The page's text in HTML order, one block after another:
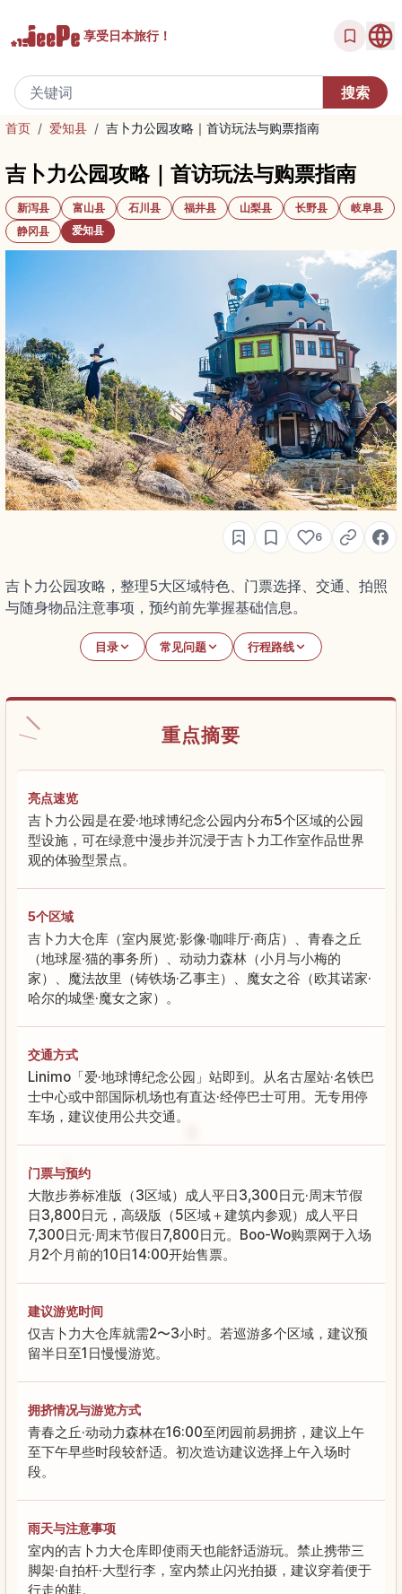
享受日本旅行！
首页 / 爱知县 / 吉卜力公园攻略｜首访玩法与购票指南
吉卜力公园攻略｜首访玩法与购票指南
新泻县 富山县 石川县 福井县 山梨县 长野县
岐阜县
静冈县
爱知县
6
吉卜力公园攻略，整理5大区域特色、门票选择、交通、拍照
与随身物品注意事项，预约前先掌握基础信息。
目录 常见问题 行程路线
重点摘要
亮点速览
吉卜力公园是在爱·地球博纪念公园内分布5个区域的公园
型设施，可在绿意中漫步并沉浸于吉卜力工作室作品世界
观的体验型景点。
5个区域
吉卜力大仓库（室内展览·影像·咖啡厅·商店）、青春之丘
（地球屋·猫的事务所）、动动力森林（小月与小梅的
家）、魔法故里（铸铁场·乙事主）、魔女之谷（欧其诺家·
哈尔的城堡·魔女之家）。
交通方式
Linimo「爱·地球博纪念公园」站即到。从名古屋站·名铁巴
士中心或中部国际机场也有直达·经停巴士可用。无专用停
车场，建议使用公共交通。
门票与预约
大散步券标准版（3区域）成人平日3,300日元·周末节假
日3,800日元，高级版（5区域＋建筑内参观）成人平日
7,300日元·周末节假日7,800日元。Boo-Wo购票网于入场
月2个月前的10日14:00开始售票。
建议游览时间
仅吉卜力大仓库就需2〜3小时。若巡游多个区域，建议预
留半日至1日慢慢游览。
拥挤情况与游览方式
青春之丘·动动力森林在16:00至闭园前易拥挤，建议上午
至下午早些时段较舒适。初次造访建议选择上午入场时
段。
雨天与注意事项
室内的吉卜力大仓库即使雨天也能舒适游玩。禁止携带三
脚架·自拍杆·大型行李，室内禁止闪光拍摄，建议穿着便于
行走的鞋。